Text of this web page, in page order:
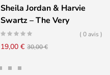
Sheila Jordan & Harvie
Swartz – The Very
Thought Of Two
( 0 avis )
30,00€Le
19,00 €
Le